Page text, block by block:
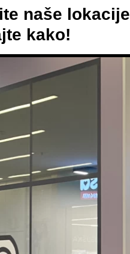
naše lokacije
kako!